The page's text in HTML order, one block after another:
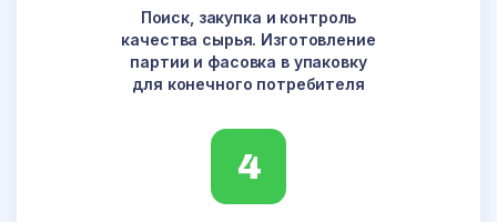
Поиск, закупка и контроль
качества сырья. Изготовление
партии и фасовка в упаковку
для конечного потребителя
4